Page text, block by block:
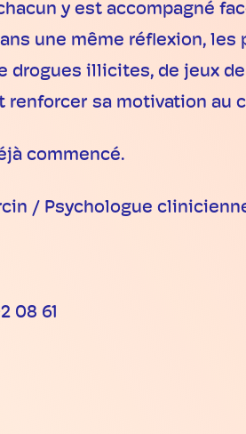
y est accompagné
une même réflexion,
drogues illicites, de jeux
sa motivation au
commencé.
/ Psychologue
08 61